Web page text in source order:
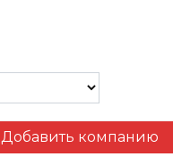
Добавить компанию